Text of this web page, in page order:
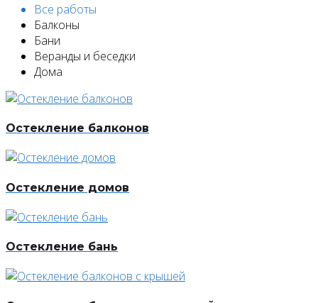
Все работы
Балконы
Бани
Веранды и беседки
Дома
Остекление балконов
Остекление домов
Остекление бань